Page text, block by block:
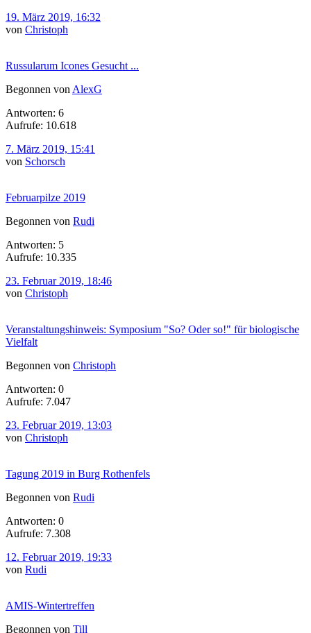
19. März 2019, 16:32
von Christoph
Russularum Icones Gesucht ...
Begonnen von AlexG
Antworten: 6
Aufrufe: 10.618
7. März 2019, 15:41
von Schorsch
Februarpilze 2019
Begonnen von Rudi
Antworten: 5
Aufrufe: 10.335
23. Februar 2019, 18:46
von Christoph
Veranstaltungshinweis: Symposium "So? Oder so!" für biologische
Vielfalt
Begonnen von Christoph
Antworten: 0
Aufrufe: 7.047
23. Februar 2019, 13:03
von Christoph
Tagung 2019 in Burg Rothenfels
Begonnen von Rudi
Antworten: 0
Aufrufe: 7.308
12. Februar 2019, 19:33
von Rudi
AMIS-Wintertreffen
Begonnen von Till